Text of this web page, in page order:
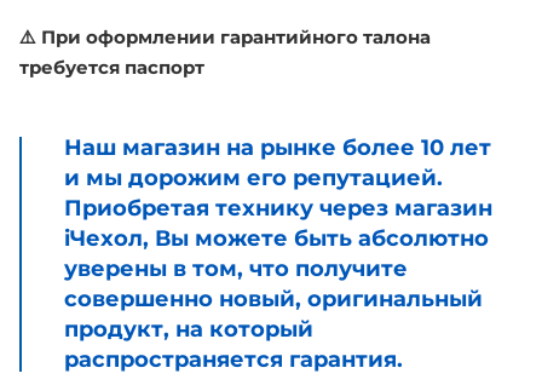
⚠️ При оформлении гарантийного талона
требуется паспорт
Наш магазин на рынке более 10 лет
и мы дорожим его репутацией.
Приобретая технику через магазин
iЧехол, Вы можете быть абсолютно
уверены в том, что получите
совершенно новый, оригинальный
продукт, на который
распространяется гарантия.